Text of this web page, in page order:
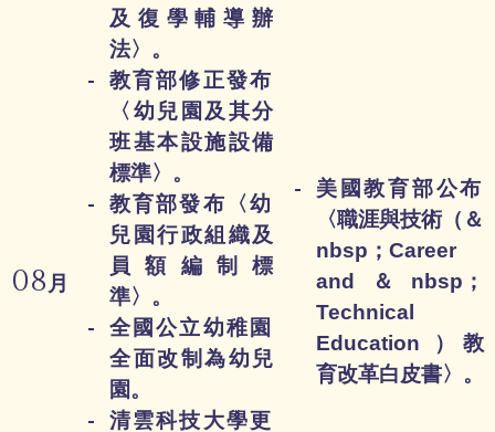
08 月
及復學輔導辦
法〉。
教育部修正發布
〈幼兒園及其分
班基本設施設備
標準〉。
教育部發布〈幼
兒園行政組織及
員額編制標
準〉。
全國公立幼稚園
全面改制為幼兒
園。
清雲科技大學更
美國教育部公布
〈職涯與技術（＆
nbsp；Career
and＆nbsp；
Technical
Education ）教
育改革白皮書〉。